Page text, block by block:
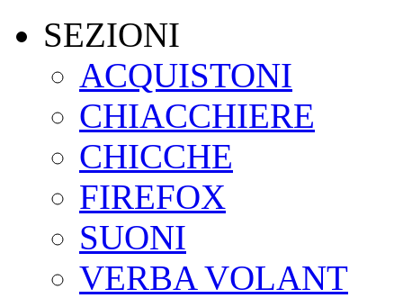
SEZIONI
ACQUISTONI
CHIACCHIERE
CHICCHE
FIREFOX
SUONI
VERBA VOLANT